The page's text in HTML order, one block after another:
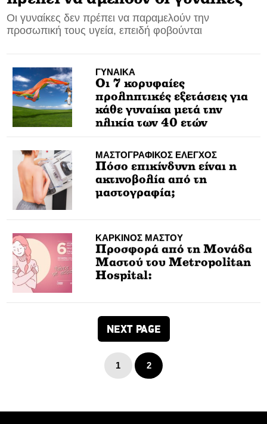
CONTACT
Οι γυναίκες δεν πρέπει να παραμελούν την
προσωπική τους υγεία, επειδή φοβούνται
ΓΥΝΑΙΚΑ
Οι 7 κορυφαίες
προληπτικές εξετάσεις για
κάθε γυναίκα μετά την
ηλικία των 40 ετών
ΜΑΣΤΟΓΡΑΦΙΚΟΣ ΕΛΕΓΧΟΣ
Πόσο επικίνδυνη είναι η
ακτινοβολία από τη
μαστογραφία;
ΚΑΡΚΙΝΟΣ ΜΑΣΤΟΥ
Προσφορά από τη Μονάδα
Μαστού του Metropolitan
Hospital:
NEXT PAGE
1 2